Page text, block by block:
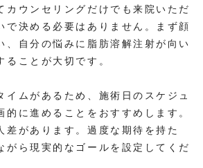
カウンセリングだけでも来院いただ
で決める必要はありません。まず顔
、自分の悩みに脂肪溶解注射が向い
ことが大切です。
イムがあるため、施術日のスケジュ
的に進めることをおすすめします。
差があります。過度な期待を持た
がら現実的なゴールを設定してくだ